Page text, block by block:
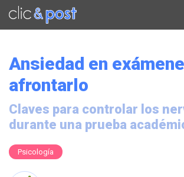
Saltar
contenido
Ansiedad en
afrontarlo
Claves para controlar los
durante una prueba
Psicología